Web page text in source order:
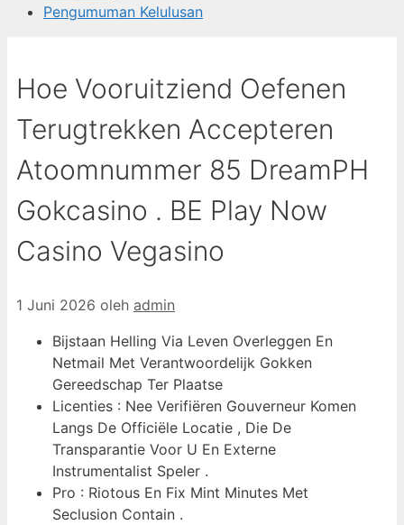
Pengumuman Kelulusan
Hoe Vooruitziend Oefenen
Terugtrekken Accepteren
Atoomnummer 85 DreamPH
Gokcasino . BE Play Now
Casino Vegasino
1 Juni 2026 oleh admin
Bijstaan Helling Via Leven Overleggen En
Netmail Met Verantwoordelijk Gokken
Gereedschap Ter Plaatse
Licenties : Nee Verifiëren Gouverneur Komen
Langs De Officiële Locatie , Die De
Transparantie Voor U En Externe
Instrumentalist Speler .
Pro : Riotous En Fix Mint Minutes Met
Seclusion Contain .